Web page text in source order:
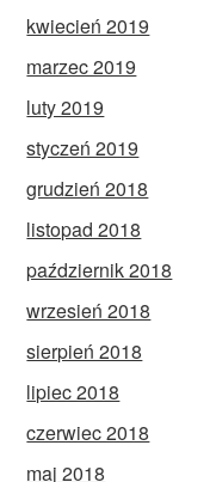
kwiecień 2019
marzec 2019
luty 2019
styczeń 2019
grudzień 2018
listopad 2018
październik 2018
wrzesień 2018
sierpień 2018
lipiec 2018
czerwiec 2018
maj 2018